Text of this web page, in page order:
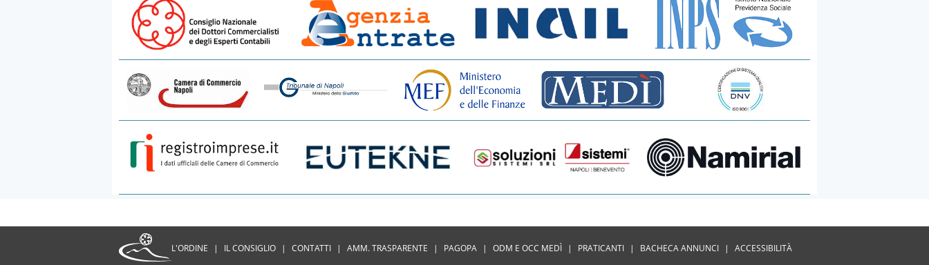
L'ORDINE | IL CONSIGLIO | CONTATTI | AMM. TRASPARENTE | PAGOPA | ODM E OCC MEDÌ | PRATICANTI | BACHECA ANNUNCI | ACCESSIBILITÀ